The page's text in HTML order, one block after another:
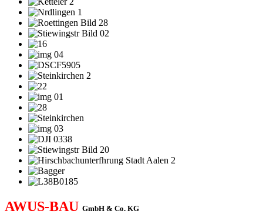
AWUS-BAU GmbH & Co. KG